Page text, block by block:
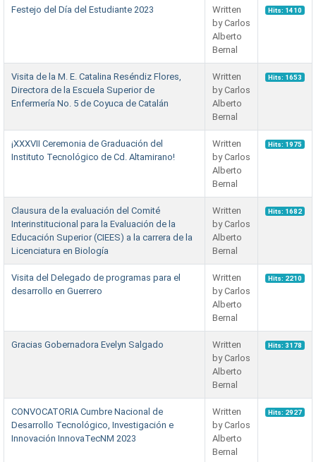
Festejo del Día del Estudiante 2023
Written
by Carlos
Alberto
Bernal
Hits: 1410
Visita de la M. E. Catalina Reséndiz Flores,
Directora de la Escuela Superior de
Enfermería No. 5 de Coyuca de Catalán
Written
by Carlos
Alberto
Bernal
Hits: 1653
¡XXXVII Ceremonia de Graduación del
Instituto Tecnológico de Cd. Altamirano!
Written
by Carlos
Alberto
Bernal
Hits: 1975
Clausura de la evaluación del Comité
Interinstitucional para la Evaluación de la
Educación Superior (CIEES) a la carrera de la
Licenciatura en Biología
Written
by Carlos
Alberto
Bernal
Hits: 1682
Visita del Delegado de programas para el
desarrollo en Guerrero
Written
by Carlos
Alberto
Bernal
Hits: 2210
Gracias Gobernadora Evelyn Salgado
Written
by Carlos
Alberto
Bernal
Hits: 3178
CONVOCATORIA Cumbre Nacional de
Desarrollo Tecnológico, Investigación e
Innovación InnovaTecNM 2023
Written
by Carlos
Alberto
Bernal
Hits: 2927